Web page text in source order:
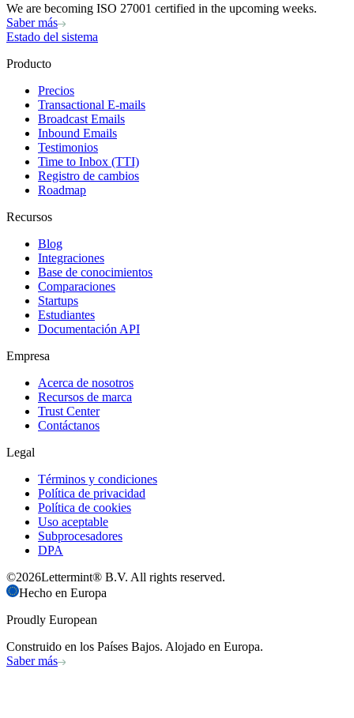
We are becoming ISO 27001 certified in the upcoming weeks.
Saber más
Estado del sistema
Producto
Precios
Transactional E-mails
Broadcast Emails
Inbound Emails
Testimonios
Time to Inbox (TTI)
Registro de cambios
Roadmap
Recursos
Blog
Integraciones
Base de conocimientos
Comparaciones
Startups
Estudiantes
Documentación API
Empresa
Acerca de nosotros
Recursos de marca
Trust Center
Contáctanos
Legal
Términos y condiciones
Política de privacidad
Política de cookies
Uso aceptable
Subprocesadores
DPA
©2026Lettermint® B.V. All rights reserved.
Hecho en Europa
Proudly European
Construido en los Países Bajos. Alojado en Europa.
Saber más